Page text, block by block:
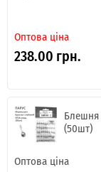
Оптова ціна
238.00 грн.
Блешня
(50шт)
Оптова ціна